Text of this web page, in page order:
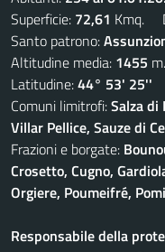
Superficie: 72,61 Kmq.
Santo patrono:
Altitudine media: 1455
Latitudine:44° 53' 25''
Comuni limitrofi:Salza di
Villar Pellice, Sauze di
Frazioni e borgate:
Crosetto, Cugno,
Orgiere, Poumeifré,
Responsabile della